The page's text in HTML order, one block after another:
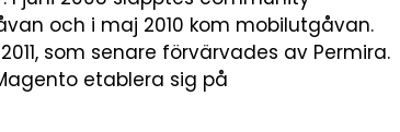
och i maj 2010 kom mobilutgåvan.
som senare förvärvades av Permira.
etablera sig på